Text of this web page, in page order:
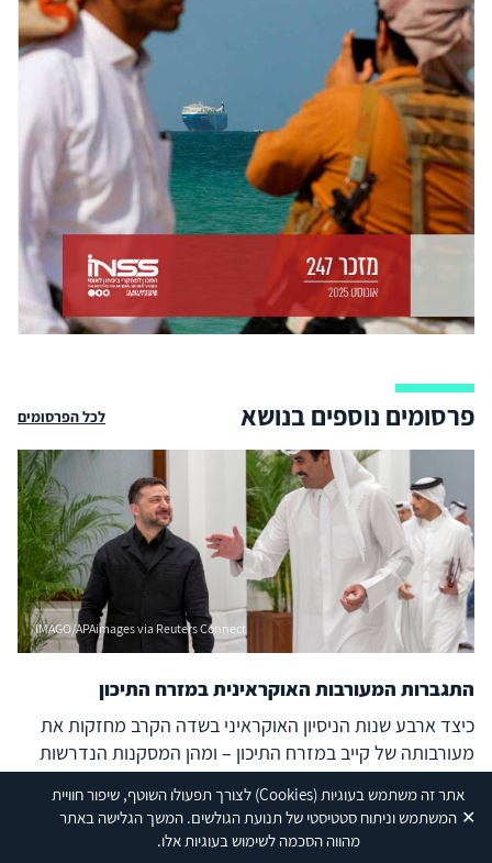
אתר זה משתמש בעוגיות(Cookies) לצורך תפעולו השוטף, שיפור חוויית
המשתמש וניתוח סטטיסטי של תנועת הגולשים. המשך הגלישה באתר
מהווה הסכמה לשימוש בעוגיות אלו.
✕
פרסומים נוספים בנושא לכל הפרסומים
IMAGO/APAimages via Reuters Connect
התגברות המעורבות האוקראינית במזרח התיכון
כיצד ארבע שנות הניסיון האוקראיני בשדה הקרב מחזקות את
מעורבותה של קייב במזרח התיכון – ומהן המסקנות הנדרשות
בישראל?
03/06/26